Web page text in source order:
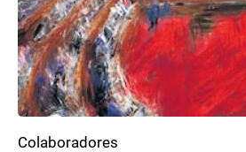
Colaboradores